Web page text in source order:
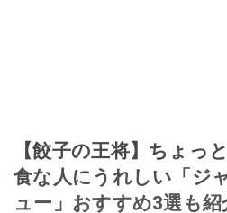
【餃子の王将】ちょっ
食な人にうれしい「ジ
ュー」おすすめ3選も紹